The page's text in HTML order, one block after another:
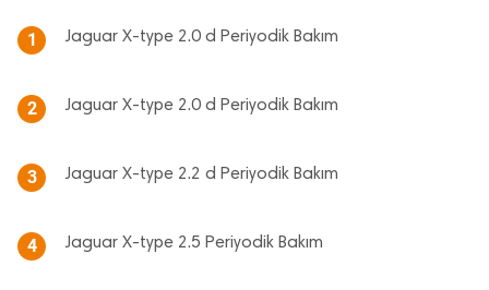
1 Jaguar X-type 2.0 d Periyodik Bakım
2 Jaguar X-type 2.0 d Periyodik Bakım
3 Jaguar X-type 2.2 d Periyodik Bakım
4 Jaguar X-type 2.5 Periyodik Bakım